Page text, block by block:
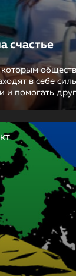
счастье
в себе
и помогать